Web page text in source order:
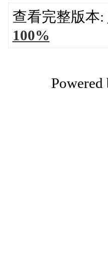
查看完整版本:
100%
Powered